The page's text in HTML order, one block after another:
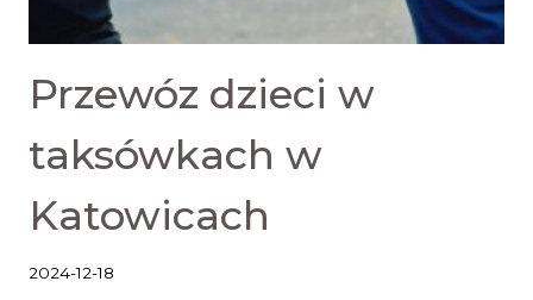
Przewóz dzieci w
taksówkach w
Katowicach
2024-12-18